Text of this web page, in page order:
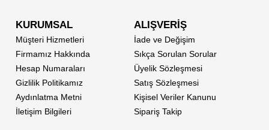
KURUMSAL
Müşteri Hizmetleri
Firmamız Hakkında
Hesap Numaraları
Gizlilik Politikamız
Aydınlatma Metni
İletişim Bilgileri
ALIŞVERİŞ
İade ve Değişim
Sıkça Sorulan Sorular
Üyelik Sözleşmesi
Satış Sözleşmesi
Kişisel Veriler Kanunu
Sipariş Takip